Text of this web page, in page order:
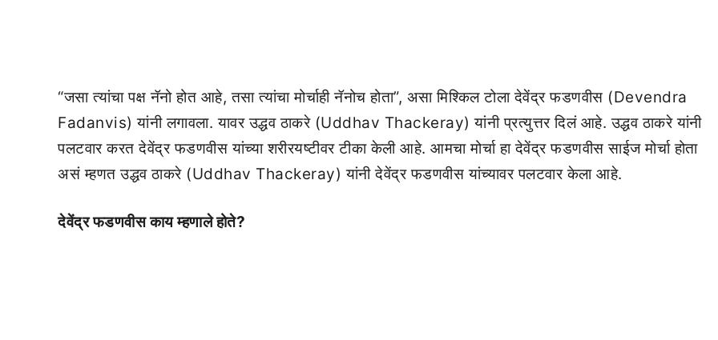
“जसा त्यांचा पक्ष नॅनो होत आहे, तसा त्यांचा मोर्चाही नॅनोच होता”, असा मिश्किल टोला देवेंद्र फडणवीस (Devendra
Fadanvis) यांनी लगावला. यावर उद्धव ठाकरे (Uddhav Thackeray) यांनी प्रत्युत्तर दिलं आहे. उद्धव ठाकरे यांनी
पलटवार करत देवेंद्र फडणवीस यांच्या शरीरयष्टीवर टीका केली आहे. आमचा मोर्चा हा देवेंद्र फडणवीस साईज मोर्चा होता
असं म्हणत उद्धव ठाकरे (Uddhav Thackeray) यांनी देवेंद्र फडणवीस यांच्यावर पलटवार केला आहे.
देवेंद्र फडणवीस काय म्हणाले होते?